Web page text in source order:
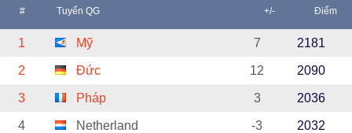
# Tuyển QG +/- Điểm
1 Mỹ 7 2181
2 Đức 12 2090
3 Pháp 3 2036
4 Netherland -3 2032